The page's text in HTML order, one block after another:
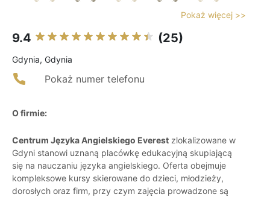
Pokaż więcej >>
9.4 (25)
Gdynia, Gdynia
Pokaż numer telefonu
O firmie:
Centrum Języka Angielskiego Everest zlokalizowane w
Gdyni stanowi uznaną placówkę edukacyjną skupiającą
się na nauczaniu języka angielskiego. Oferta obejmuje
kompleksowe kursy skierowane do dzieci, młodzieży,
dorosłych oraz firm, przy czym zajęcia prowadzone są